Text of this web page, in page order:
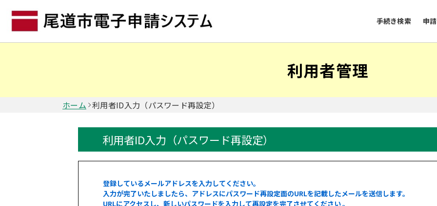
手続き検索 申
利用者管理
ホーム 利用者ID入力（パスワード再設定）
利用者ID入力（パスワード再設定）
登録しているメールアドレスを入力してください。
入力が完了いたしましたら、アドレスにパスワード再設定面のURLを記載したメールを送信します。
URLにアクセスし、新しいパスワードを入力して再設定を完了させてください 。